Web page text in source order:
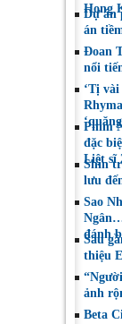
Hong
Dự án
án
Đoan
nổi
‘Tị
Phim
đặc
Liệt sĩ
Shin
lưu
Sao
đánh
Sau
thiệu
ảnh
Beta